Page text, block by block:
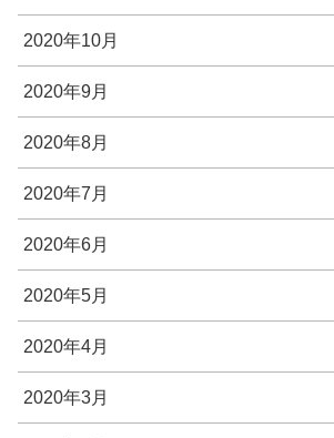
2020年10月
2020年9月
2020年8月
2020年7月
2020年6月
2020年5月
2020年4月
2020年3月